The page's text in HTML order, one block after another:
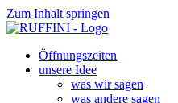
Zum Inhalt springen
Öffnungszeiten
unsere Idee
was wir sagen
was andere sagen